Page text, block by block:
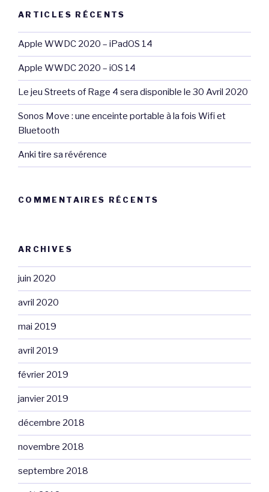
ARTICLES RÉCENTS
Apple WWDC 2020 – iPadOS 14
Apple WWDC 2020 – iOS 14
Le jeu Streets of Rage 4 sera disponible le 30 Avril 2020
Sonos Move : une enceinte portable à la fois Wifi et
Bluetooth
Anki tire sa révérence
COMMENTAIRES RÉCENTS
ARCHIVES
juin 2020
avril 2020
mai 2019
avril 2019
février 2019
janvier 2019
décembre 2018
novembre 2018
septembre 2018